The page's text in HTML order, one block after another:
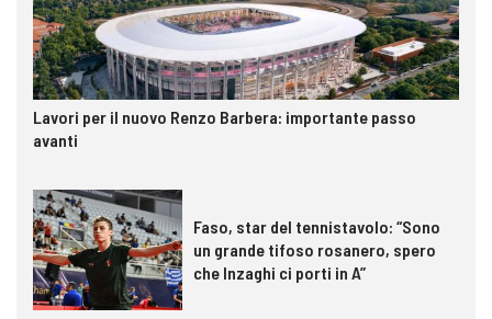
Lavori per il nuovo Renzo Barbera: importante passo
avanti
Faso, star del tennistavolo: “Sono
un grande tifoso rosanero, spero
che Inzaghi ci porti in A”